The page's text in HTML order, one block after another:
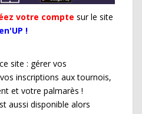
votre compte sur le site
!
site : gérer vos
inscriptions aux tournois,
et votre palmarès !
aussi disponible alors